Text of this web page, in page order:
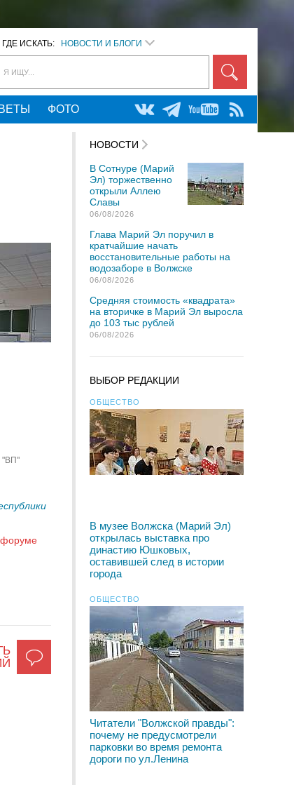
ГДЕ ИСКАТЬ: НОВОСТИ И БЛОГИ
Я ИЩУ...
ФОТО
"ВП"
форуме
НОВОСТИ
В Сотнуре (Марий
Эл) торжественно
открыли Аллею
Славы
06/08/2026
Глава Марий Эл поручил в
кратчайшие начать
восстановительные работы на
водозаборе в Волжске
06/08/2026
Средняя стоимость «квадрата»
на вторичке в Марий Эл выросла
до 103 тыс рублей
06/08/2026
ВЫБОР РЕДАКЦИИ
ОБЩЕСТВО
В музее Волжска (Марий Эл)
открылась выставка про
династию Юшковых,
оставившей след в истории
города
ОБЩЕСТВО
Читатели "Волжской правды":
почему не предусмотрели
парковки во время ремонта
дороги по ул.Ленина